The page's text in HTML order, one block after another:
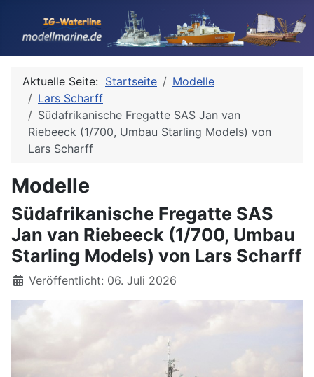
Aktuelle Seite: Startseite
Modelle
Lars Scharff
Südafrikanische Fregatte SAS Jan van
Riebeeck (1/700, Umbau Starling Models) von
Lars Scharff
Modelle
Südafrikanische Fregatte SAS
Jan van Riebeeck (1/700, Umbau
Starling Models) von Lars Scharff
Details
Veröffentlicht: 06. Juli 2026